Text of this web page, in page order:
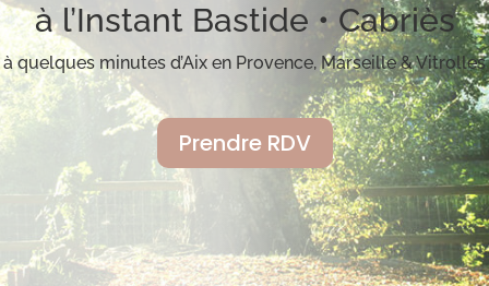
à l’Instant Bastide • Cabriès
à quelques minutes d’Aix en Provence, Marseille & Vitrolles
Prendre RDV